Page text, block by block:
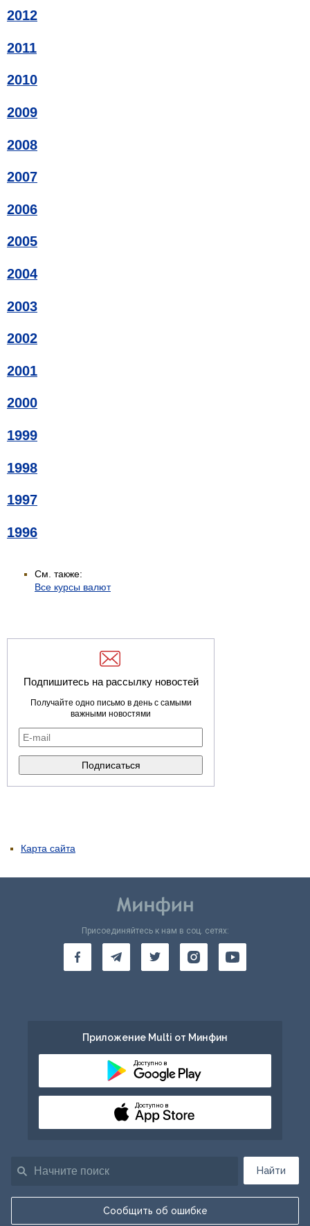
2012
2011
2010
2009
2008
2007
2006
2005
2004
2003
2002
2001
2000
1999
1998
1997
1996
См. также:
Все курсы валют
Подпишитесь на рассылку новостей
Получайте одно письмо в день с самыми
важными новостями
Карта сайта
Найти
Сообщить об ошибке
Присоединяйтесь к нам в соц. сетях:
Приложение Multi от Минфин
Доступно в
Доступно в